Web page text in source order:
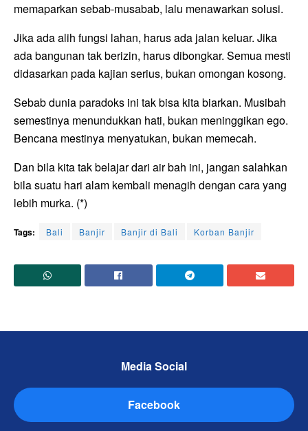
memaparkan sebab-musabab, lalu menawarkan solusi.
Jika ada alih fungsi lahan, harus ada jalan keluar. Jika
ada bangunan tak berizin, harus dibongkar. Semua mesti
didasarkan pada kajian serius, bukan omongan kosong.
Sebab dunia paradoks ini tak bisa kita biarkan. Musibah
semestinya menundukkan hati, bukan meninggikan ego.
Bencana mestinya menyatukan, bukan memecah.
Dan bila kita tak belajar dari air bah ini, jangan salahkan
bila suatu hari alam kembali menagih dengan cara yang
lebih murka. (*)
Tags: Bali Banjir Banjir di Bali Korban Banjir
Media Social
Facebook